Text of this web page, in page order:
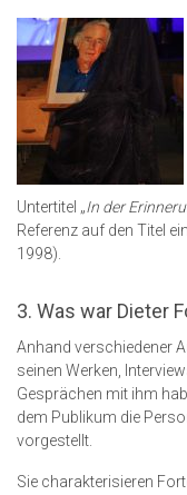
Untertitel „In der
Referenz auf den Titel
1998).
3. Was war Dieter
Anhand verschiedener
seinen Werken,
Gesprächen mit ihm
dem Publikum die
vorgestellt.
Sie charakterisieren